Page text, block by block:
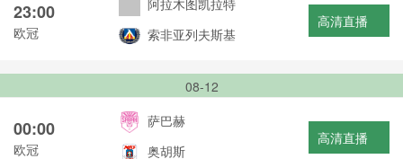
23:00
欧冠
阿拉木图凯拉特
索非亚列夫斯基
高清直播
08-12
00:00
欧冠
萨巴赫
奥胡斯
高清直播